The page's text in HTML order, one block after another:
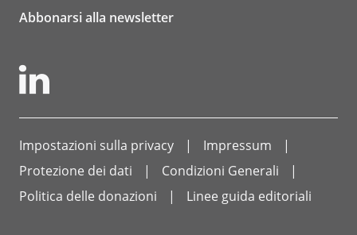
Abbonarsi alla newsletter
Impostazioni sulla privacy
Impressum
Protezione dei dati
Condizioni Generali
Politica delle donazioni
Linee guida editoriali